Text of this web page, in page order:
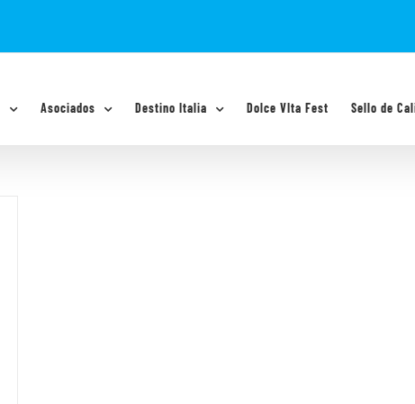
Asociados Destino Italia Dolce VIta Fest Sello de